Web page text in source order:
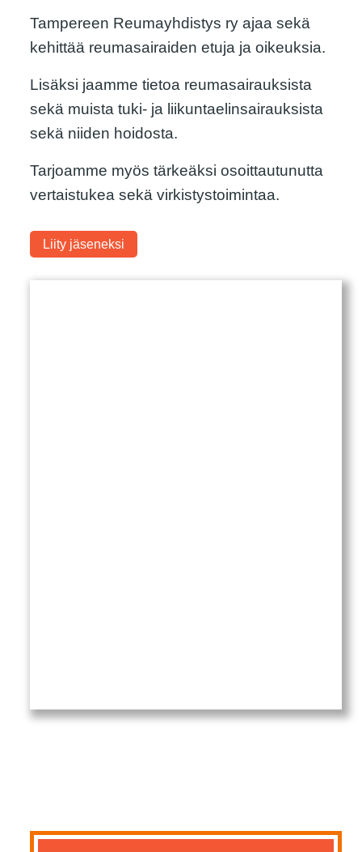
Tampereen Reumayhdistys ry ajaa sekä
kehittää reumasairaiden etuja ja oikeuksia.
Lisäksi jaamme tietoa reumasairauksista
sekä muista tuki- ja liikuntaelinsairauksista
sekä niiden hoidosta.
Tarjoamme myös tärkeäksi osoittautunutta
vertaistukea sekä virkistystoimintaa.
Liity jäseneksi